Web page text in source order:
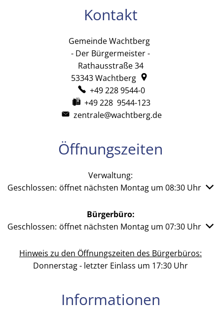
Kontakt
Gemeinde Wachtberg
- Der Bürgermeister -
Rathausstraße 34
53343Wachtberg
+49 228 9544-0
+49 228 9544-123
zentrale@wachtberg.de
Öffnungszeiten
Verwaltung:
Klicken, um weitere Öffnungs- oder Schließzeiten
Geschlossen: öffnet nächsten Montag um 08:30 Uhr
Bürgerbüro:
Klicken, um weitere Öffnungs- oder Schließzeiten
Geschlossen: öffnet nächsten Montag um 07:30 Uhr
Hinweis zu den Öffnungszeiten des Bürgerbüros:
Donnerstag - letzter Einlass um 17:30 Uhr
Informationen